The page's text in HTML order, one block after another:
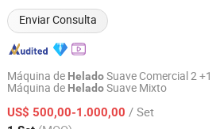
Enviar Consulta
Máquina de HeladoSuave Comercial 2 +1
Máquina de HeladoSuave Mixto
US$ 500,00-1.000,00 / Set